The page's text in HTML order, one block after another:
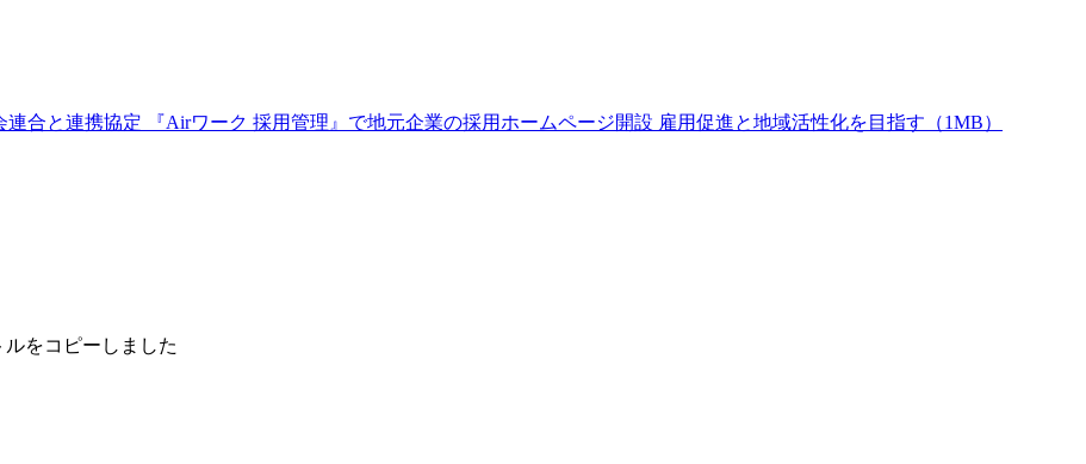
合と連携協定 『Airワーク 採用管理』で地元企業の採用ホームページ開設 雇用促進と地域活性化を目指す（1MB）
をコピーしました